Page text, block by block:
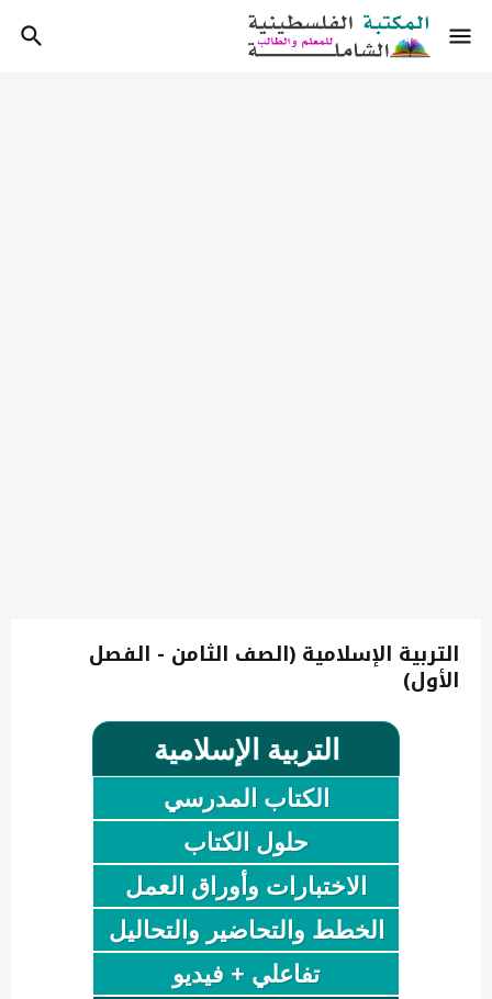
التربية الإسلامية (الصف الثامن - الفصل
الأول)
التربية الإسلامية
الكتاب المدرسي
حلول الكتاب
الاختبارات وأوراق العمل
الخطط والتحاضير والتحاليل
تفاعلي + فيديو